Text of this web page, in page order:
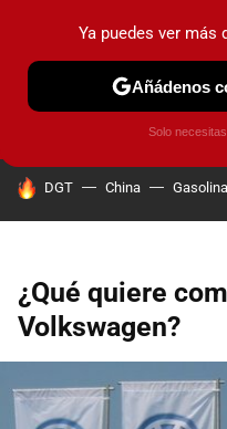
PRUEBAS COCHES
HOY SE HABLA DE
DGT China Gasolina
¿Qué quiere
Volkswagen?
Ya puedes ver más
Añádenos
Solo